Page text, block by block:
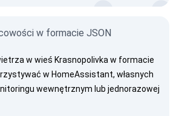
w formacie JSON
w wieś Krasnopolivka w formacie
w HomeAssistant, własnych
wewnętrznym lub jednorazowej